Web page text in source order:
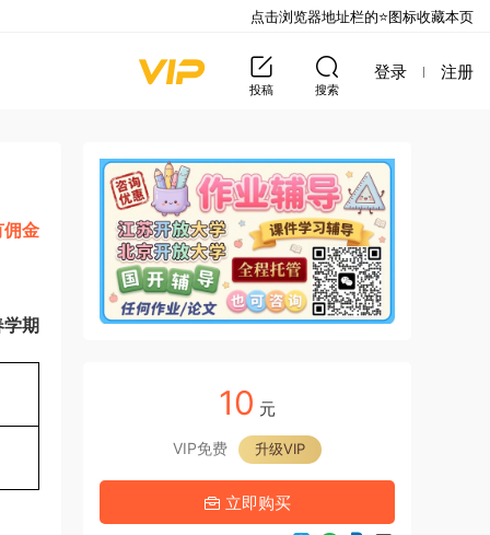
投稿 搜索
登录 注册
佣金
学期
10 元
VIP免费 升级VIP
立即购买
点击浏览器地址栏的⭐图标收藏本页